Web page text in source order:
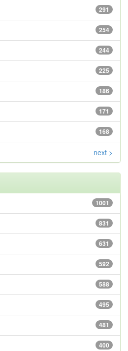
291
254
244
225
186
171
168
next >
1001
831
631
592
588
495
481
400